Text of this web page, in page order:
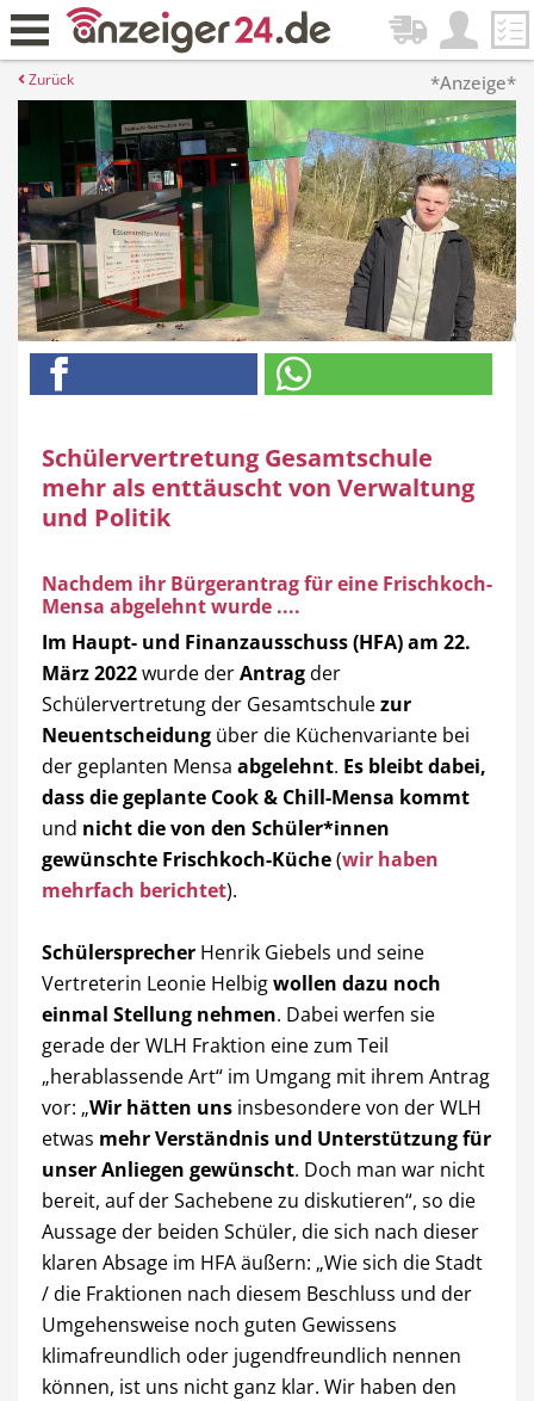
Zurück *Anzeige*
Schülervertretung Gesamtschule
mehr als enttäuscht von Verwaltung
und Politik
Nachdem ihr Bürgerantrag für eine Frischkoch-
Mensa abgelehnt wurde ....
Im Haupt- und Finanzausschuss (HFA) am 22.
März 2022wurde derAntragder
Schülervertretung der Gesamtschulezur
Neuentscheidung über die Küchenvariante bei
der geplanten Mensa abgelehnt. Es bleibt dabei,
dass die geplante Cook & Chill-Mensa kommt
und nicht die von den Schüler*innen
gewünschte Frischkoch-Küche(wir haben
mehrfach berichtet).
Schülersprecher Henrik Giebels und seine
Vertreterin Leonie Helbigwollen dazu noch
einmal Stellung nehmen. Dabei werfen sie
gerade der WLH Fraktion eine zum Teil
„herablassende Art“ im Umgang mit ihrem Antrag
vor: „Wir hätten uns insbesondere von der WLH
etwas mehr Verständnis und Unterstützung für
unser Anliegen gewünscht. Doch man war nicht
bereit, auf der Sachebene zu diskutieren“, so die
Aussage der beiden Schüler, die sich nach dieser
klaren Absage im HFA äußern: „Wie sich die Stadt
/ die Fraktionen nach diesem Beschluss und der
Umgehensweise noch guten Gewissens
klimafreundlich oder jugendfreundlich nennen
können, ist uns nicht ganz klar. Wir haben den